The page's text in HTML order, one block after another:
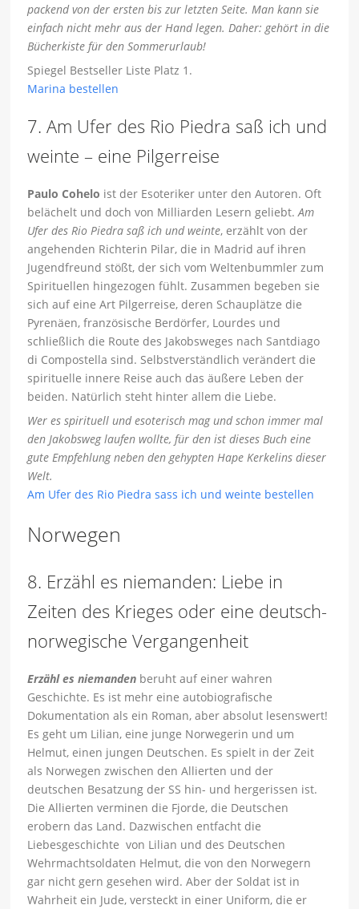
packend von der ersten bis zur letzten Seite. Man kann sie
einfach nicht mehr aus der Hand legen. Daher: gehört in die
Bücherkiste für den Sommerurlaub!
Spiegel Bestseller Liste Platz 1.
Marina bestellen
7. Am Ufer des Rio Piedra saß ich und
weinte – eine Pilgerreise
Paulo Cohelo ist der Esoteriker unter den Autoren. Oft
belächelt und doch von Milliarden Lesern geliebt.Am
Ufer des Rio Piedra saß ich und weinte, erzählt von der
angehenden Richterin Pilar, die in Madrid auf ihren
Jugendfreund stößt, der sich vom Weltenbummler zum
Spirituellen hingezogen fühlt. Zusammen begeben sie
sich auf eine Art Pilgerreise, deren Schauplätze die
Pyrenäen, französische Berdörfer, Lourdes und
schließlich die Route des Jakobsweges nach Santdiago
di Compostella sind. Selbstverständlich verändert die
spirituelle innere Reise auch das äußere Leben der
beiden. Natürlich steht hinter allem die Liebe.
Wer es spirituell und esoterisch mag und schon immer mal
den Jakobsweg laufen wollte, für den ist dieses Buch eine
gute Empfehlung neben den gehypten Hape Kerkelins dieser
Welt.
Am Ufer des Rio Piedra sass ich und weinte bestellen
Norwegen
8. Erzähl es niemanden: Liebe in
Zeiten des Krieges oder eine deutsch-
norwegische Vergangenheit
Erzähl es niemanden beruht auf einer wahren
Geschichte. Es ist mehr eine autobiografische
Dokumentation als ein Roman, aber absolut lesenswert!
Es geht um Lilian, eine junge Norwegerin und um
Helmut, einen jungen Deutschen. Es spielt in der Zeit
als Norwegen zwischen den Allierten und der
deutschen Besatzung der SS hin- und hergerissen ist.
Die Allierten verminen die Fjorde, die Deutschen
erobern das Land. Dazwischen entfacht die
Liebesgeschichte von Lilian und des Deutschen
Wehrmachtsoldaten Helmut, die von den Norwegern
gar nicht gern gesehen wird. Aber der Soldat ist in
Wahrheit ein Jude, versteckt in einer Uniform, die er